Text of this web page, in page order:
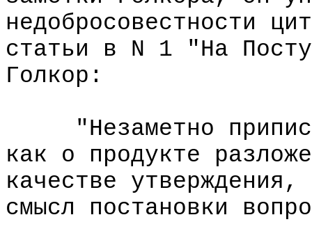
недобросовестности
статьи в N 1 "На
Голкор:
"Незаметно
как о продукте
качестве
смысл постановки